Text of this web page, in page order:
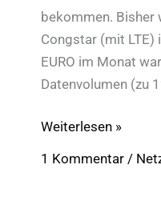
bekommen. Bisher
Congstar (mit LTE)
EURO im Monat
Datenvolumen (zu
Congstar
Weiterlesen »
1 Kommentar /